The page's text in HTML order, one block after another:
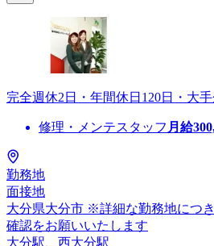
完全週休2日・年間休日120日・大
修理・メンテスタッフ 月給
勤務地
面接地
大分県大分市 ※詳細な勤務地につ
確認をお願いいたします
大分駅、西大分駅